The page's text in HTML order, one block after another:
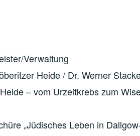
Verwaltung
Heide / Dr. Werner
– vom Urzeitkrebs zum
„Jüdisches Leben in